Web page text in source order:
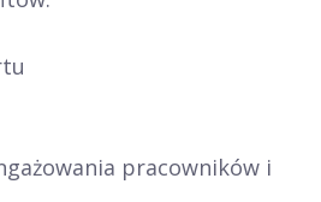
pracowników i